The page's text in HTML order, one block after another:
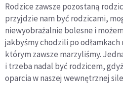
Rodzice zawsze pozostaną
przyjdzie nam być rodzicami,
niewyobrażalnie bolesne i
jakbyśmy chodzili po
którym zawsze marzyliśmy.
i trzeba nadal być rodzicem,
oparcia w naszej wewnętrznej